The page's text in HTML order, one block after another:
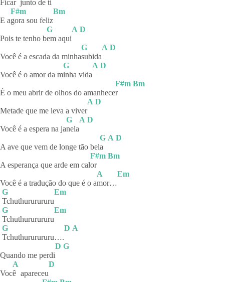
Ficar junto de ti
E a
F#m
gora sou feliz
Bm
Pois te tenho b
G
em aqui
A D
Você é a escada da minha
G
subida
A D
Você é o amor da m
G
inha vida
A D
É o meu abrir de olhos do amanhece
F#m
r
Bm
Metade que me leva a viver
A D
Você é a espera na ja
G
nela
A D
A ave que vem de longe tão bel
G
a
A D
A esperança que arde em cal
F#m
or
Bm
Você é a tradução do que é o a
A
mor…
Em
G
Tchuthururururu
Em
G
Tchuthururururu
Em
G
Tchuthururururu….
D A
Quando me perdi
D G
Voc
A
ê apareceu
D